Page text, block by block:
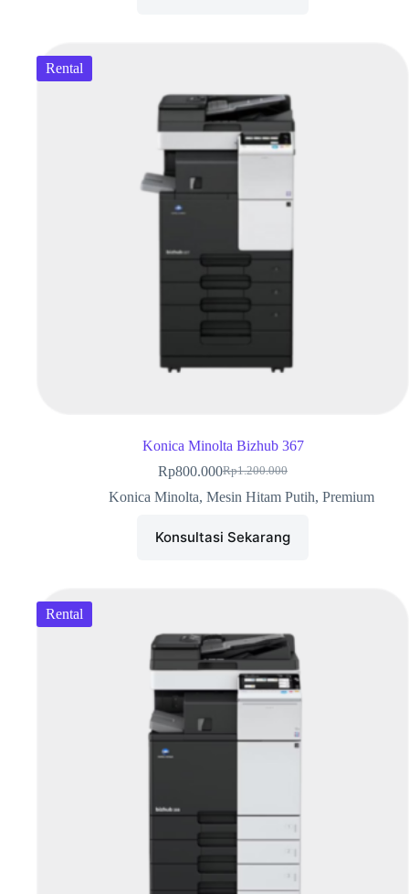
Rental
Konica Minolta Bizhub 367
Rp1.200.000
Rp800.000
Konica Minolta, Mesin Hitam Putih, Premium
Konsultasi Sekarang
Rental